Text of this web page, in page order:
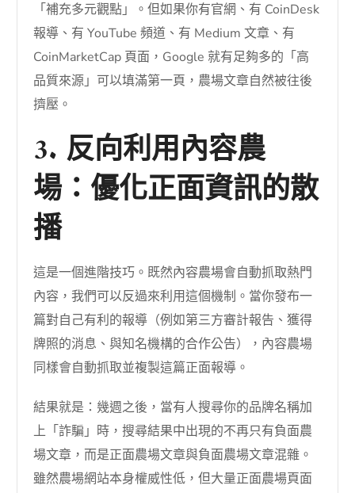
「補充多元觀點」。但如果你有官網、有 CoinDesk
報導、有 YouTube 頻道、有 Medium 文章、有
CoinMarketCap 頁面，Google 就有足夠多的「高
品質來源」可以填滿第一頁，農場文章自然被往後
擠壓。
3. 反向利用內容農
場：優化正面資訊的散
播
這是一個進階技巧。既然內容農場會自動抓取熱門
內容，我們可以反過來利用這個機制。當你發布一
篇對自己有利的報導（例如第三方審計報告、獲得
牌照的消息、與知名機構的合作公告），內容農場
同樣會自動抓取並複製這篇正面報導。
結果就是：幾週之後，當有人搜尋你的品牌名稱加
上「詐騙」時，搜尋結果中出現的不再只有負面農
場文章，而是正面農場文章與負面農場文章混雜。
雖然農場網站本身權威性低，但大量正面農場頁面